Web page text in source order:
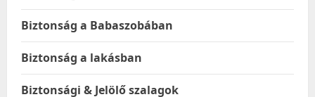
Biztonság a Babaszobában
Biztonság a lakásban
Biztonsági & Jelölő szalagok